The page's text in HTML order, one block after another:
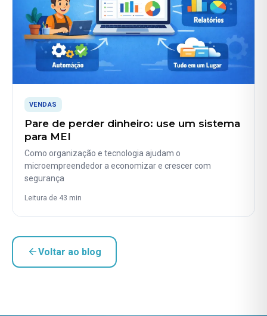
VENDAS
Pare de perder dinheiro: use um sistema
para MEI
Como organização e tecnologia ajudam o
microempreendedor a economizar e crescer com
segurança
Leitura de 43 min
Voltar ao blog